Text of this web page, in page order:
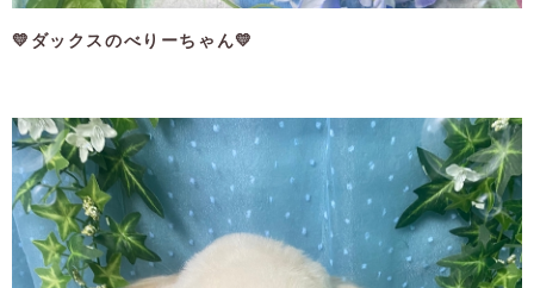
💛ダックスのべりーちゃん💛